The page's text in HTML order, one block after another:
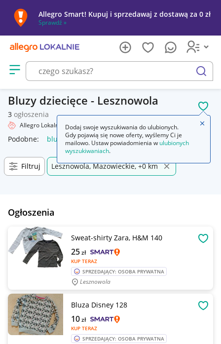
Allegro Smart! Kupuj i sprzedawaj z dostawą za 0 zł
Sprawdź »
Otwórz menu z kategoriami
szukaj
Bluzy dziecięce - Lesznowola
3 ogłoszenia
Allegro Lokalnie Dziecko Odzież Bluzy
Podobne: bluza bluza nike bluzy męskie bluza dla par
Filtruj Lesznowola, Mazowieckie, +0 km
Ogłoszenia
Sweat-shirty Zara, H&M 140
KUP TERAZ
25zł
SPRZEDAJĄCY: OSOBA PRYWATNA
Lesznowola
Bluza Disney 128
KUP TERAZ
10zł
SPRZEDAJĄCY: OSOBA PRYWATNA
Dodaj swoje wyszukiwania do ulubionych.
Gdy pojawią się nowe oferty, wyślemy Ci je
mailowo. Ustaw powiadomienia w ulubionych
wyszukiwaniach.